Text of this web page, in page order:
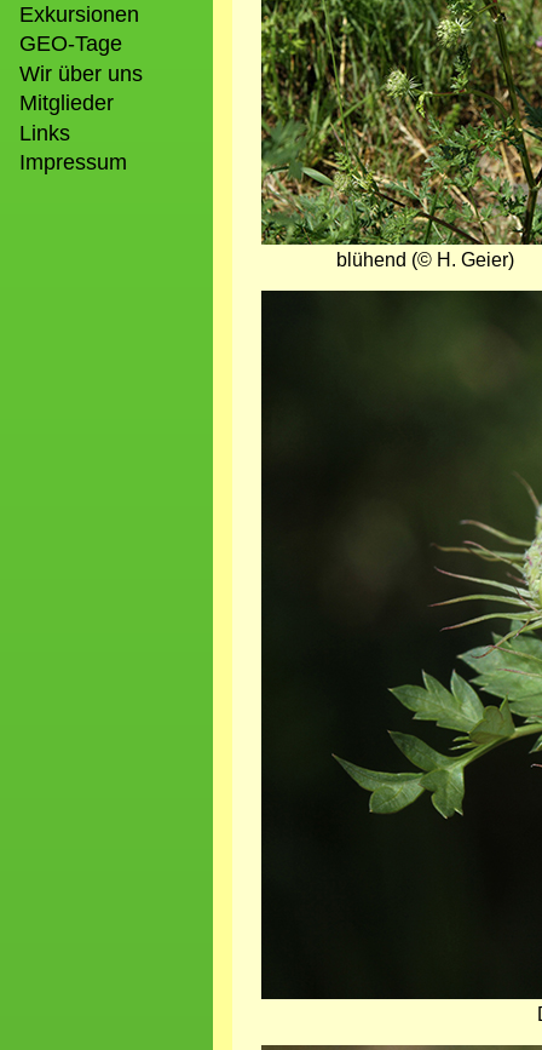
Exkursionen
GEO-Tage
Wir über uns
Mitglieder
Links
Impressum
blühend (© H. Geier)